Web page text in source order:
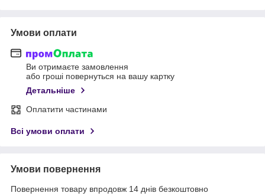
Умови оплати
Ви отримаєте замовлення
або гроші повернуться на вашу картку
Детальніше
Оплатити частинами
Всі умови оплати
Умови повернення
Повернення товару впродовж 14 днів безкоштовно